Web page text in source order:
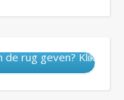
de rug geven? Klik